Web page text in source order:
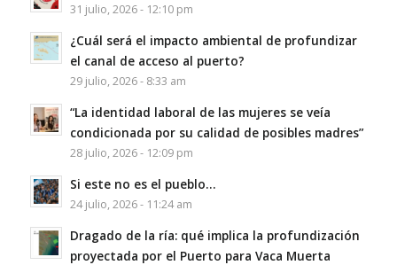
31 julio, 2026 - 12:10 pm
¿Cuál será el impacto ambiental de profundizar
el canal de acceso al puerto?
29 julio, 2026 - 8:33 am
“La identidad laboral de las mujeres se veía
condicionada por su calidad de posibles madres”
28 julio, 2026 - 12:09 pm
Si este no es el pueblo…
24 julio, 2026 - 11:24 am
Dragado de la ría: qué implica la profundización
proyectada por el Puerto para Vaca Muerta